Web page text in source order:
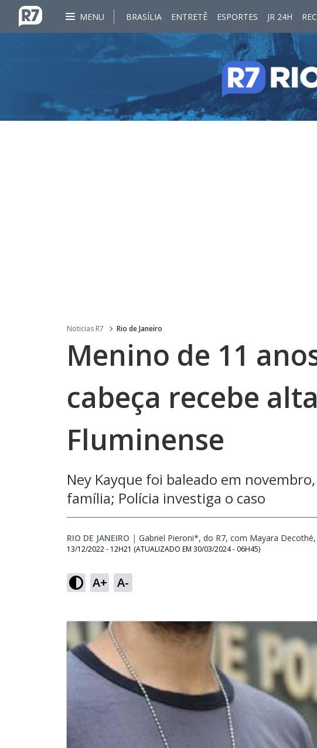
MENU BRASÍLIA ENTRETÊ ESPORTES JR 24H
Noticias R7 Rio de Janeiro
Menino de 11
cabeça recebe
Fluminense
Ney Kayque foi baleado em
família; Polícia investiga o caso
RIO DE JANEIRO | Gabriel Pieroni*, do R7, com Mayara Decothé,
13/12/2022 - 12H21 (ATUALIZADO EM 30/03/2024 - 06H45)
A+ A-